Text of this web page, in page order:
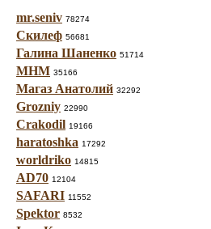
mr.seniv 78274
Скилеф 56681
Галина Шаненко 51714
МНМ 35166
Магаз Анатолий 32292
Grozniy 22990
Crakodil 19166
haratoshka 17292
worldriko 14815
AD70 12104
SAFARI 11552
Spektor 8532